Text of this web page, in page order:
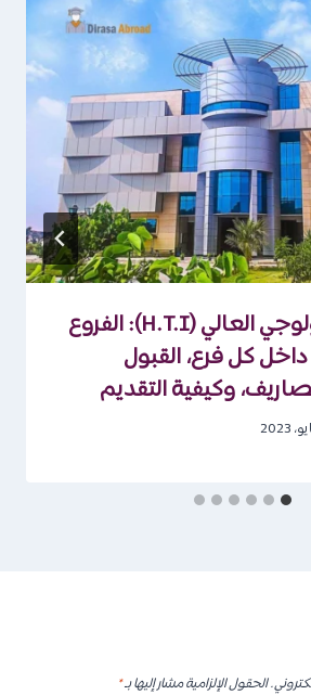
المعهد التكنولوجي العالي (H.T.I): الفروع
كل فرع، القبول
وكيفية التقديم
الحقول الإلزامية مشار إليها بـ*